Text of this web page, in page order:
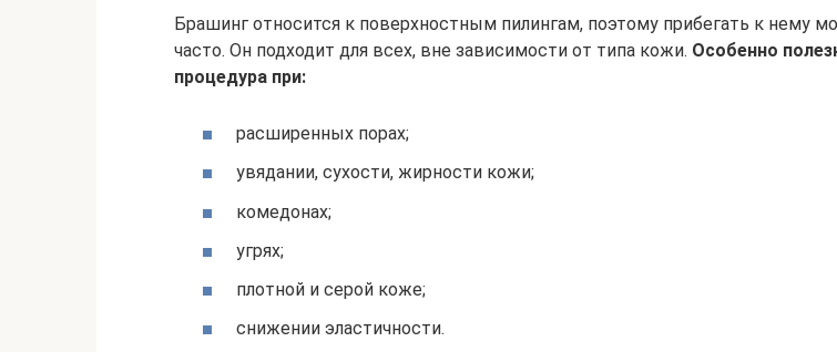
Брашинг относится к поверхностным пилингам, поэтому прибегать к нему
часто. Он подходит для всех, вне зависимости от типа кожи. Особенно
процедура при:
расширенных порах;
увядании, сухости, жирности кожи;
комедонах;
угрях;
плотной и серой коже;
снижении эластичности.